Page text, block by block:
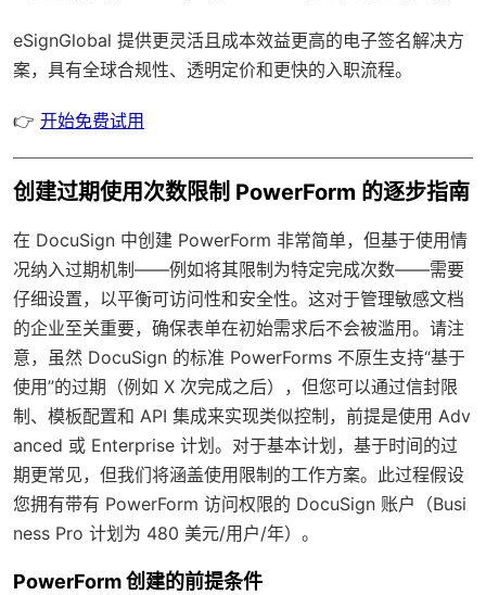
eSignGlobal 提供更灵活且成本效益更高的电子签名解决方
案，具有全球合规性、透明定价和更快的入职流程。
👉 开始免费试用
创建过期使用次数限制 PowerForm 的逐步指南
在 DocuSign 中创建 PowerForm 非常简单，但基于使用情
况纳入过期机制——例如将其限制为特定完成次数——需要
仔细设置，以平衡可访问性和安全性。这对于管理敏感文档
的企业至关重要，确保表单在初始需求后不会被滥用。请注
意，虽然 DocuSign 的标准 PowerForms 不原生支持“基于
使用”的过期（例如 X 次完成之后），但您可以通过信封限
制、模板配置和 API 集成来实现类似控制，前提是使用 Adv
anced 或 Enterprise 计划。对于基本计划，基于时间的过
期更常见，但我们将涵盖使用限制的工作方案。此过程假设
您拥有带有 PowerForm 访问权限的 DocuSign 账户（Busi
ness Pro 计划为 480 美元/用户/年）。
PowerForm 创建的前提条件